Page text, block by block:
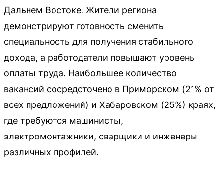
Дальнем Востоке. Жители региона
демонстрируют готовность сменить
специальность для получения стабильного
дохода, а работодатели повышают уровень
оплаты труда. Наибольшее количество
вакансий сосредоточено в Приморском (21% от
всех предложений) и Хабаровском (25%) краях,
где требуются машинисты,
электромонтажники, сварщики и инженеры
различных профилей.